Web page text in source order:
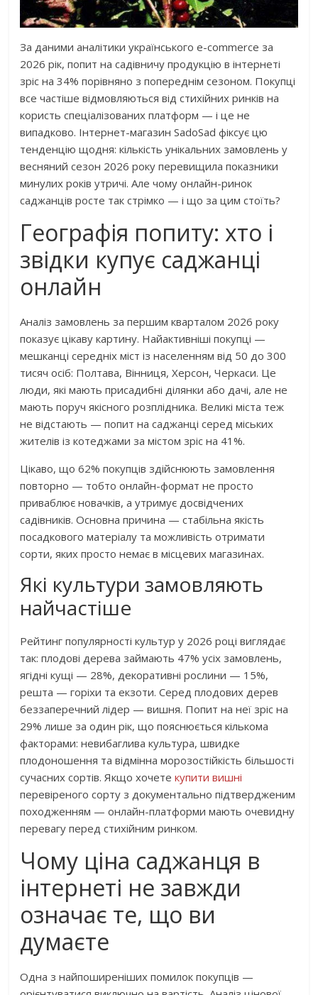
За даними аналітики українського e-commerce за
2026 рік, попит на садівничу продукцію в інтернеті
зріс на 34% порівняно з попереднім сезоном. Покупці
все частіше відмовляються від стихійних ринків на
користь спеціалізованих платформ — і це не
випадково. Інтернет-магазин SadoSad фіксує цю
тенденцію щодня: кількість унікальних замовлень у
весняний сезон 2026 року перевищила показники
минулих років утричі. Але чому онлайн-ринок
саджанців росте так стрімко — і що за цим стоїть?
Географія попиту: хто і
звідки купує саджанці
онлайн
Аналіз замовлень за першим кварталом 2026 року
показує цікаву картину. Найактивніші покупці —
мешканці середніх міст із населенням від 50 до 300
тисяч осіб: Полтава, Вінниця, Херсон, Черкаси. Це
люди, які мають присадибні ділянки або дачі, але не
мають поруч якісного розплідника. Великі міста теж
не відстають — попит на саджанці серед міських
жителів із котеджами за містом зріс на 41%.
Цікаво, що 62% покупців здійснюють замовлення
повторно — тобто онлайн-формат не просто
приваблює новачків, а утримує досвідчених
садівників. Основна причина — стабільна якість
посадкового матеріалу та можливість отримати
сорти, яких просто немає в місцевих магазинах.
Які культури замовляють
найчастіше
Рейтинг популярності культур у 2026 році виглядає
так: плодові дерева займають 47% усіх замовлень,
ягідні кущі — 28%, декоративні рослини — 15%,
решта — горіхи та екзоти. Серед плодових дерев
беззаперечний лідер — вишня. Попит на неї зріс на
29% лише за один рік, що пояснюється кількома
факторами: невибаглива культура, швидке
плодоношення та відмінна морозостійкість більшості
сучасних сортів. Якщо хочетекупити вишні
перевіреного сорту з документально підтвердженим
походженням — онлайн-платформи мають очевидну
перевагу перед стихійним ринком.
Чому ціна саджанця в
інтернеті не завжди
означає те, що ви
думаєте
Одна з найпоширеніших помилок покупців —